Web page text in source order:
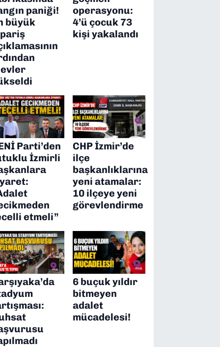
paniği!
büyük
operasyonu:
4’ü çocuk 73
kişi yakalandı
Parti’den
İzmirli
etmeli”
CHP İzmir’de
ilçe
başkanlıklarına
yeni atamalar:
10 ilçeye yeni
görevlendirme
6 buçuk yıldır
bitmeyen
adalet
mücadelesi!